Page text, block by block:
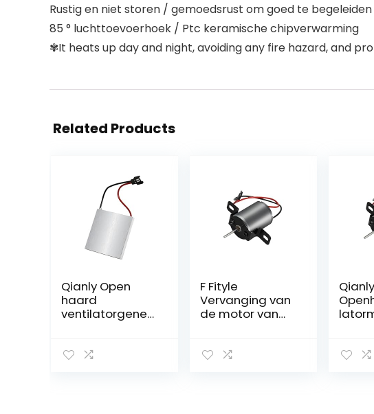
Rustig en niet storen / gemoedsrust om goed te
85 ° luchttoevoerhoek / Ptc keramische chipverwarming
✾It heats up day and night, avoiding any fire hazard, and
Related Products
Qianly Open
haard
ventilatorgener
eset, universeel,
F Fityle
Vervanging van
de motor van
Door warmte
Qianly